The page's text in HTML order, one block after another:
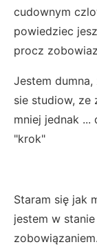
cudownym
powiedziec
procz
Jestem
sie studiow, ze
mniej jednak
"krok"
Staram się jak
jestem w
zobowiązaniem.